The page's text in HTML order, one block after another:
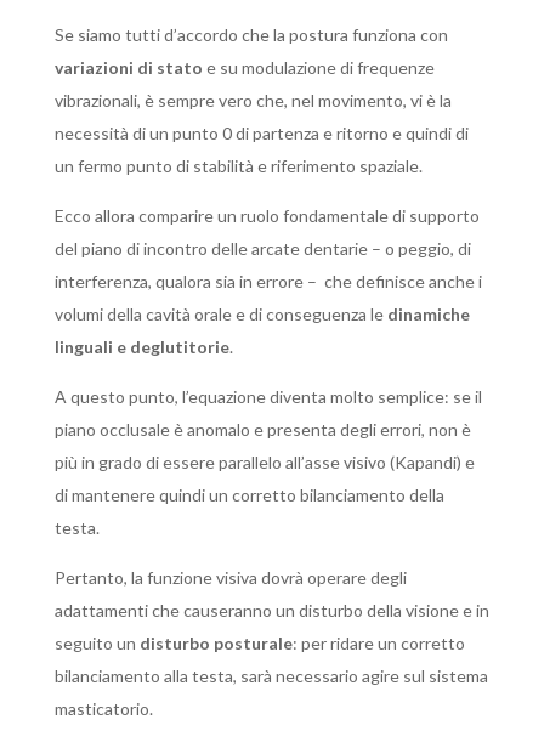
Se siamo tutti d’accordo che la postura funziona con
variazioni di stato e su modulazione di frequenze
vibrazionali, è sempre vero che, nel movimento, vi è la
necessità di un punto 0 di partenza e ritorno e quindi di
un fermo punto di stabilità e riferimento spaziale.
Ecco allora comparire un ruolo fondamentale di supporto
del piano di incontro delle arcate dentarie – o peggio, di
interferenza, qualora sia in errore – che definisce anche i
volumi della cavità orale e di conseguenza le dinamiche
linguali e deglutitorie.
A questo punto, l’equazione diventa molto semplice: se il
piano occlusale è anomalo e presenta degli errori, non è
più in grado di essere parallelo all’asse visivo (Kapandi) e
di mantenere quindi un corretto bilanciamento della
testa.
Pertanto, la funzione visiva dovrà operare degli
adattamenti che causeranno un disturbo della visione e in
seguito un disturbo posturale: per ridare un corretto
bilanciamento alla testa, sarà necessario agire sul sistema
masticatorio.